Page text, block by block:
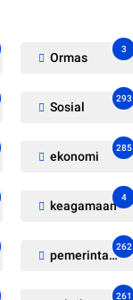
Ormas
3
Sosial
293
ekonomi
285
keagamaan
4
pemerintahan
262
261